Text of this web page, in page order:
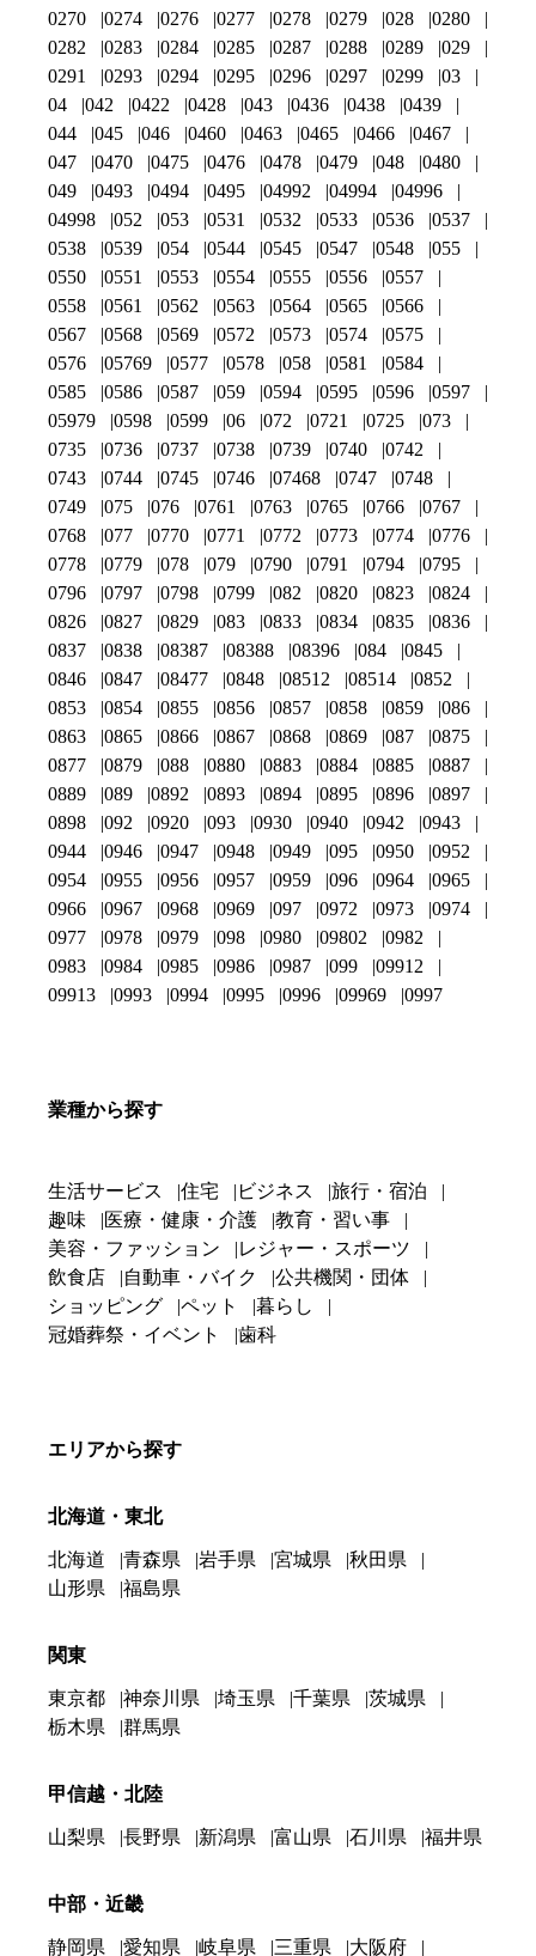
0270
0274 0276 0277 0278 0279 028
0280
0282
0283 0284 0285 0287 0288 0289
029
0291
0293 0294 0295 0296 0297 0299
03
04
042 0422 0428 043 0436 0438
0439
044
045 046 0460 0463 0465 0466
0467
047
0470 0475 0476 0478 0479 048
0480
049
0493 0494 0495 04992 04994
04996
04998
052 053 0531 0532 0533 0536
0537
0538
0539 054 0544 0545 0547 0548
055
0550
0551 0553 0554 0555 0556
0557
0558
0561 0562 0563 0564 0565
0566
0567
0568 0569 0572 0573 0574
0575
0576
05769 0577 0578 058 0581
0584
0585
0586 0587 059 0594 0595 0596
0597
05979
0598 0599 06 072 0721 0725
073
0735
0736 0737 0738 0739 0740
0742
0743
0744 0745 0746 07468 0747
0748
0749
075 076 0761 0763 0765 0766
0767
0768
077 0770 0771 0772 0773 0774
0776
0778
0779 078 079 0790 0791 0794
0795
0796
0797 0798 0799 082 0820 0823
0824
0826
0827 0829 083 0833 0834 0835
0836
0837
0838 08387 08388 08396 084
0845
0846
0847 08477 0848 08512 08514
0852
0853
0854 0855 0856 0857 0858 0859
086
0863
0865 0866 0867 0868 0869 087
0875
0877
0879 088 0880 0883 0884 0885
0887
0889
089 0892 0893 0894 0895 0896
0897
0898
092 0920 093 0930 0940 0942
0943
0944
0946 0947 0948 0949 095 0950
0952
0954
0955 0956 0957 0959 096 0964
0965
0966
0967 0968 0969 097 0972 0973
0974
0977
0978 0979 098 0980 09802
0982
0983
0984 0985 0986 0987 099
09912
09913
0993 0994 0995 0996 09969 0997
業種から探す
生活サービス 住宅 ビジネス
旅行・宿泊
趣味
医療・健康・介護
教育・習い事
美容・ファッション
レジャー・スポーツ
飲食店
自動車・バイク
公共機関・団体
ショッピング
ペット
暮らし
冠婚葬祭・イベント
歯科
エリアから探す
北海道・東北
北海道 青森県 岩手県 宮城県
秋田県
山形県
福島県
関東
東京都 神奈川県 埼玉県 千葉県
茨城県
栃木県
群馬県
甲信越・北陸
山梨県 長野県 新潟県 富山県 石川県 福井県
中部・近畿
静岡県 愛知県 岐阜県 三重県
大阪府